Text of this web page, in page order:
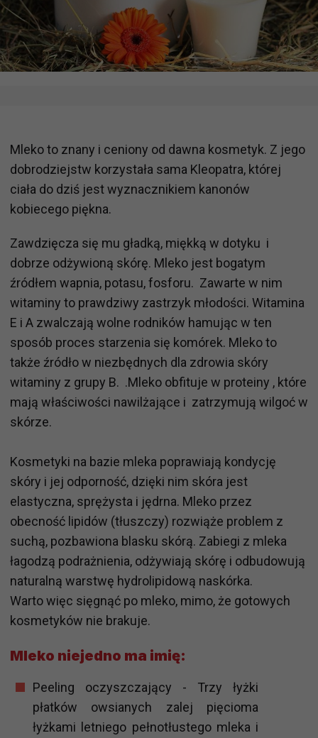
Mleko to znany i ceniony od dawna kosmetyk. Z jego
dobrodziejstw korzystała sama Kleopatra, której
ciała do dziś jest wyznacznikiem kanonów
kobiecego piękna.
Zawdzięcza się mu gładką, miękką w dotyku i
dobrze odżywioną skórę. Mleko jest bogatym
źródłem wapnia, potasu, fosforu. Zawarte w nim
witaminy to prawdziwy zastrzyk młodości. Witamina
E i A zwalczają wolne rodników hamując w ten
sposób proces starzenia się komórek. Mleko to
także źródło w niezbędnych dla zdrowia skóry
witaminy z grupy B. .Mleko obfituje w proteiny , które
mają właściwości nawilżające i zatrzymują wilgoć w
skórze.
Kosmetyki na bazie mleka poprawiają kondycję
skóry i jej odporność, dzięki nim skóra jest
elastyczna, sprężysta i jędrna. Mleko przez
obecność lipidów (tłuszczy) rozwiąże problem z
suchą, pozbawiona blasku skórą. Zabiegi z mleka
łagodzą podrażnienia, odżywiają skórę i odbudowują
naturalną warstwę hydrolipidową naskórka.
Warto więc sięgnąć po mleko, mimo, że gotowych
kosmetyków nie brakuje.
Mleko niejedno ma imię:
Peeling oczyszczający - Trzy łyżki
płatków owsianych zalej pięcioma
łyżkami letniego pełnotłustego mleka i